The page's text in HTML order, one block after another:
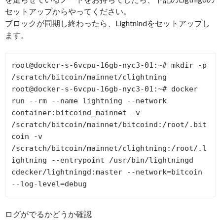
セットアップからやってください。
ブロックが同期し終わったら、Lightnindをセットアップし
ます。
root@docker-s-6vcpu-16gb-nyc3-01:~# mkdir -p
/scratch/bitcoin/mainnet/clightning
root@docker-s-6vcpu-16gb-nyc3-01:~# docker
run --rm --name lightning --network
container:bitcoind_mainnet -v
/scratch/bitcoin/mainnet/bitcoind:/root/.bit
coin -v
/scratch/bitcoin/mainnet/clightning:/root/.l
ightning --entrypoint /usr/bin/lightningd
cdecker/lightningd:master --network=bitcoin
ログがでるかどうか確認